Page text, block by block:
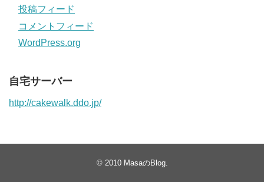
投稿フィード
コメントフィード
WordPress.org
自宅サーバー
http://cakewalk.ddo.jp/
© 2010 MasaのBlog.